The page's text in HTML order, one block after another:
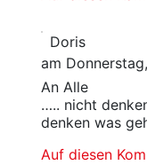
Doris
am
An Alle
….. nicht
denken was
Auf diesen